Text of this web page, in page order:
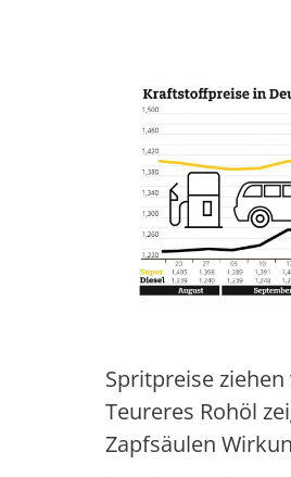
Spritpreise
Teureres Rohöl
Zapfsäulen